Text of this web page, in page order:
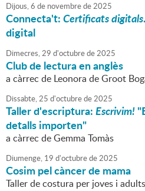
Dijous,6 de novembrede2025
Connecta't:Certificats digitals
digital
Dimecres,29 d'octubrede2025
Club de lectura en anglès
a càrrec de Leonora de Groot
Dissabte,25 d'octubrede2025
Taller d'escriptura:Escrivim!
detalls importen"
a càrrec de Gemma Tomàs
Diumenge, 19 d'octubrede2025
Cosim pel càncer de mama
Taller de costura per joves i adults